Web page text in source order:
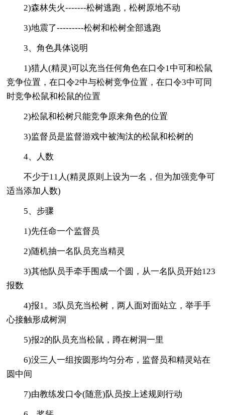
2)森林失火-------松树逃跑，松树原地不动
3)地震了---------松树和松树全部逃跑
3、角色具体说明
1)猎人(精灵)可以充当任何角色在口令1中可和松鼠
竞争位置，在口令2中与松树竞争位置，在口令3中可同
时竞争松鼠和松鼠的位置
2)松鼠和松树只能竞争原来角色的位置
3)监督员是监督游戏中被淘汰的松鼠和松树的
4、人数
不少于11人(精灵原则上设为一名，但为加强竞争可
适当添加人数)
5、步骤
1)先任命一个监督员
2)随机抽一名队员充当精灵
3)其他队员手牵手围成一个圆，从一名队员开始123
报数
4)报1。3队员充当松树，两人面对面站立，举手手
心接触形成树洞
5)报2的队员充当松鼠，蹲在树洞一里
6)没三人一组按圆形均匀分布，监督员和精灵站在
圆中间
7)由教练发口令(随意)队员按上述规则行动